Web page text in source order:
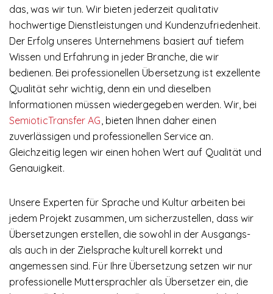
das, was wir tun. Wir bieten jederzeit qualitativ
hochwertige Dienstleistungen und Kundenzufriedenheit.
Der Erfolg unseres Unternehmens basiert auf tiefem
Wissen und Erfahrung in jeder Branche, die wir
bedienen. Bei professionellen Übersetzung ist exzellente
Qualität sehr wichtig, denn ein und dieselben
Informationen müssen wiedergegeben werden. Wir, bei
SemioticTransfer AG , bieten Ihnen daher einen
zuverlässigen und professionellen Service an.
Gleichzeitig legen wir einen hohen Wert auf Qualität und
Genauigkeit.
Unsere Experten für Sprache und Kultur arbeiten bei
jedem Projekt zusammen, um sicherzustellen, dass wir
Übersetzungen erstellen, die sowohl in der Ausgangs-
als auch in der Zielsprache kulturell korrekt und
angemessen sind. Für Ihre Übersetzung setzen wir nur
professionelle Muttersprachler als Übersetzer ein, die